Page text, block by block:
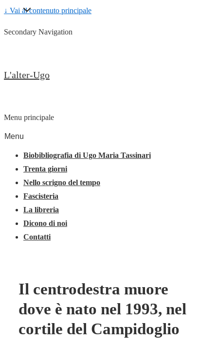
↓ Vai al contenuto principale
Secondary Navigation
L'alter-Ugo
Menu principale
Menu
Biobibliografia di Ugo Maria Tassinari
Trenta giorni
Nello scrigno del tempo
Fascisteria
La libreria
Dicono di noi
Contatti
Il centrodestra muore
dove è nato nel 1993, nel
cortile del Campidoglio